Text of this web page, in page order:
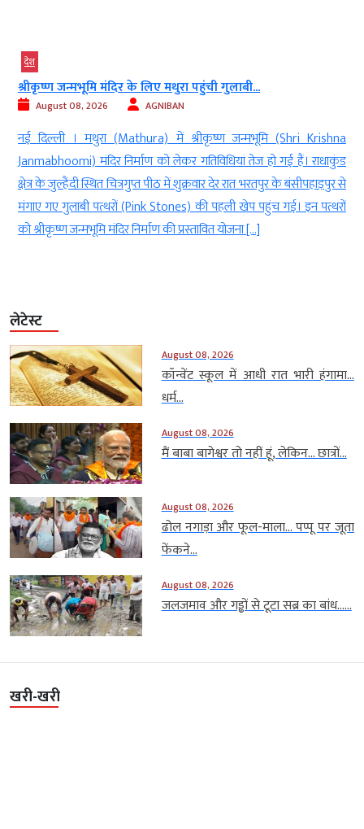
पहुंची गुलाबी...
जन्मभूमि (Shri Krishna
गतिविधियां तेज हो गई हैं। राधाकुंड
देर रात भरतपुर के बंसीपहाड़पुर से
की पहली खेप पहुंच गई। इन पत्थरों
योजना […]
E20 पेट्रोल पर राहुल गांधी का बड़ा
नई दिल्ली । देश में ई20 (E20) यानी
(Ethanol Blended Petrol) को लेकर
रही है। लोकसभा में विपक्ष के नेता राहुल
केंद्र सरकार को घेरते हुए एक वीडियो
Petrol) को […]
लेटेस्ट
August 08, 2026
कॉन्वेंट स्कूल में आधी रात भारी हंगामा…
धर्म...
August 08, 2026
मैं बाबा बागेश्वर तो नहीं हूं, लेकिन… छात्रों...
August 08, 2026
ढोल नगाड़ा और फूल-माला… पप्पू पर जूता
फेंकने...
August 08, 2026
जलजमाव और गड्ढों से टूटा सब्र का बांध…...
खरी-खरी